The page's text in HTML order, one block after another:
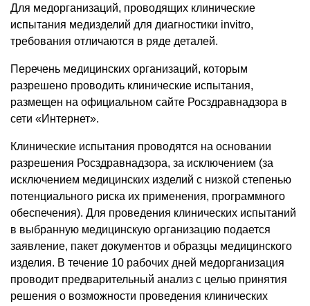
Для медорганизаций, проводящих клинические
испытания медизделий для диагностики invitro,
требования отличаются в ряде деталей.
Перечень медицинских организаций, которым
разрешено проводить клинические испытания,
размещен на официальном сайте Росздравнадзора в
сети «Интернет».
Клинические испытания проводятся на основании
разрешения Росздравнадзора, за исключением (за
исключением медицинских изделий с низкой степенью
потенциального риска их применения, программного
обеспечения). Для проведения клинических испытаний
в выбранную медицинскую организацию подается
заявление, пакет документов и образцы медицинского
изделия. В течение 10 рабочих дней медорганизация
проводит предварительный анализ с целью принятия
решения о возможности проведения клинических